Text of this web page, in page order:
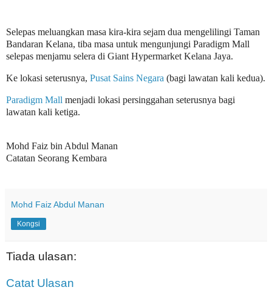
Selepas meluangkan masa kira-kira sejam dua mengelilingi Taman
Bandaran Kelana, tiba masa untuk mengunjungi Paradigm Mall
selepas menjamu selera di GiantHypermarketKelana Jaya.
Ke lokasi seterusnya, Pusat Sains Negara (bagi lawatan kali kedua).
Paradigm Mall menjadi lokasi persinggahan seterusnya bagi
lawatan kali ketiga.
Mohd Faiz bin Abdul Manan
Catatan Seorang Kembara
Mohd Faiz Abdul Manan
Kongsi
Tiada ulasan:
Catat Ulasan